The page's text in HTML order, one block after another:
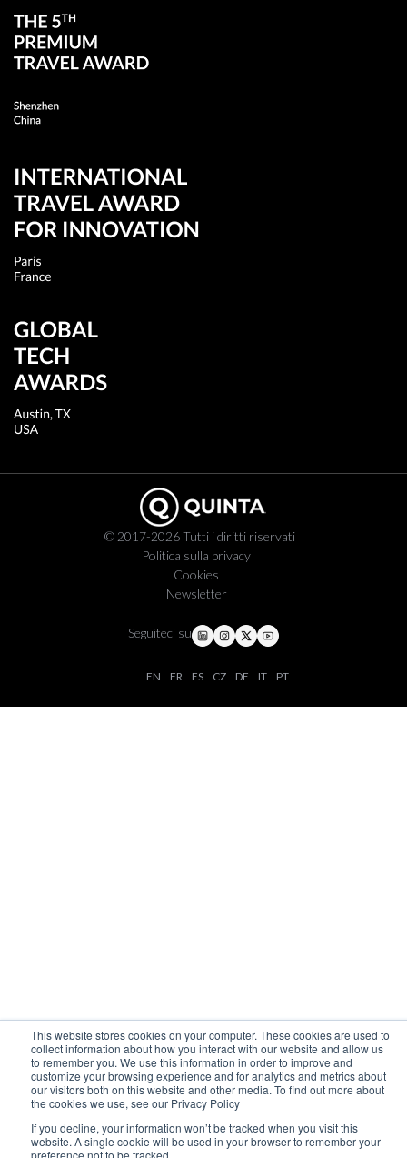
This website stores cookies on your computer. These cookies are used to
collect information about how you interact with our website and allow us
to remember you. We use this information in order to improve and
customize your browsing experience and for analytics and metrics about
our visitors both on this website and other media. To find out more about
the cookies we use, see our Privacy Policy
If you decline, your information won’t be tracked when you visit this
website. A single cookie will be used in your browser to remember your
preference not to be tracked.
© 2017-2026 Tutti i diritti riservati
Politica sulla privacy
Cookies
Newsletter
Seguiteci su
EN FR ES CZ DE IT PT